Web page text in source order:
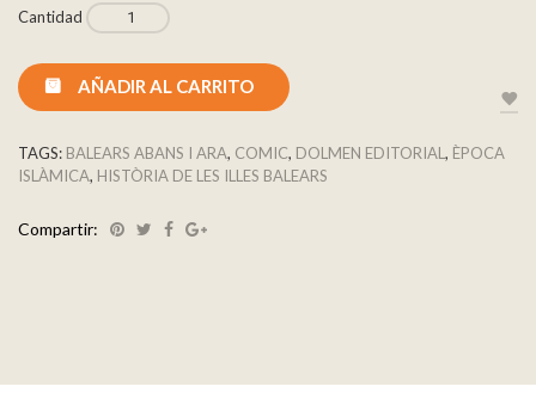
Cantidad
AÑADIR AL CARRITO
TAGS: BALEARS ABANS I ARA, COMIC, DOLMEN EDITORIAL , ÈPOCA
ISLÀMICA, HISTÒRIA DE LES ILLES BALEARS
Compartir: